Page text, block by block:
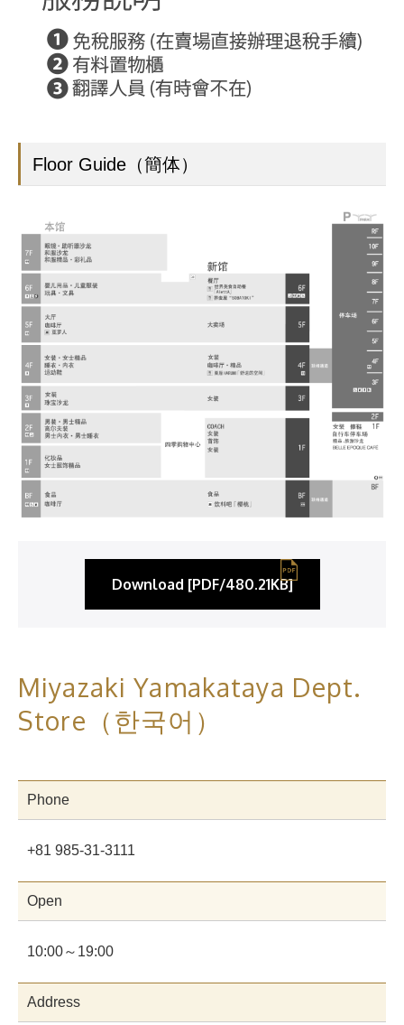
Floor Guide（簡体）
Download [PDF/480.21KB]
Miyazaki Yamakataya Dept.
Store（한국어）
Phone
+81 985-31-3111
Open
10:00～19:00
Address